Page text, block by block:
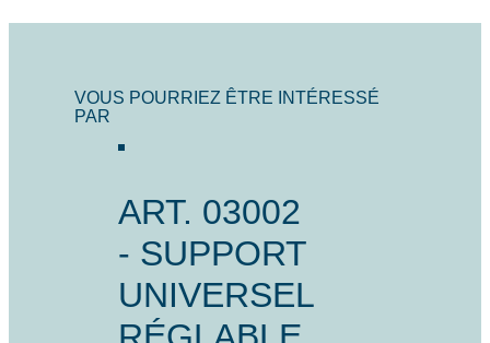
VOUS POURRIEZ ÊTRE INTÉRESSÉ
PAR
ART. 03002
- SUPPORT
UNIVERSEL